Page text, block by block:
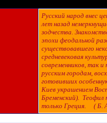
Русский народ внес
лет назад
зодчества.
эпохи феодальной
существовавшего
средневековая
современников, так
русским городам,
готовивших
Киев украшением
Бременский). Теофил
только Греция. ( Б.